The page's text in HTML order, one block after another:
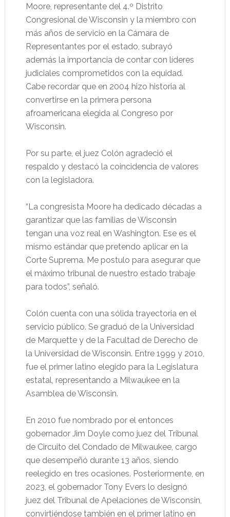
Moore, representante del 4.º Distrito
Congresional de Wisconsin y la miembro con
más años de servicio en la Cámara de
Representantes por el estado, subrayó
además la importancia de contar con líderes
judiciales comprometidos con la equidad.
Cabe recordar que en 2004 hizo historia al
convertirse en la primera persona
afroamericana elegida al Congreso por
Wisconsin.
Por su parte, el juez Colón agradeció el
respaldo y destacó la coincidencia de valores
con la legisladora.
“La congresista Moore ha dedicado décadas a
garantizar que las familias de Wisconsin
tengan una voz real en Washington. Ese es el
mismo estándar que pretendo aplicar en la
Corte Suprema. Me postulo para asegurar que
el máximo tribunal de nuestro estado trabaje
para todos”, señaló.
Colón cuenta con una sólida trayectoria en el
servicio público. Se graduó de la Universidad
de Marquette y de la Facultad de Derecho de
la Universidad de Wisconsin. Entre 1999 y 2010,
fue el primer latino elegido para la Legislatura
estatal, representando a Milwaukee en la
Asamblea de Wisconsin.
En 2010 fue nombrado por el entonces
gobernador Jim Doyle como juez del Tribunal
de Circuito del Condado de Milwaukee, cargo
que desempeñó durante 13 años, siendo
reelegido en tres ocasiones. Posteriormente, en
2023, el gobernador Tony Evers lo designó
juez del Tribunal de Apelaciones de Wisconsin,
convirtiéndose también en el primer latino en